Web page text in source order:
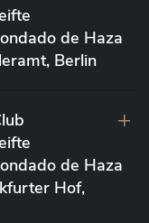
de Haza
Berlin
de Haza
Hof,